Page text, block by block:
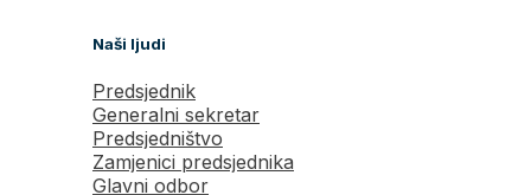
Naši ljudi
Predsjednik
Generalni sekretar
Predsjedništvo
Zamjenici predsjednika
Glavni odbor